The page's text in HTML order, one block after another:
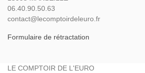
06.40.90.50.63
contact@lecomptoirdeleuro.fr
Formulaire de rétractation
LE COMPTOIR DE L'EURO